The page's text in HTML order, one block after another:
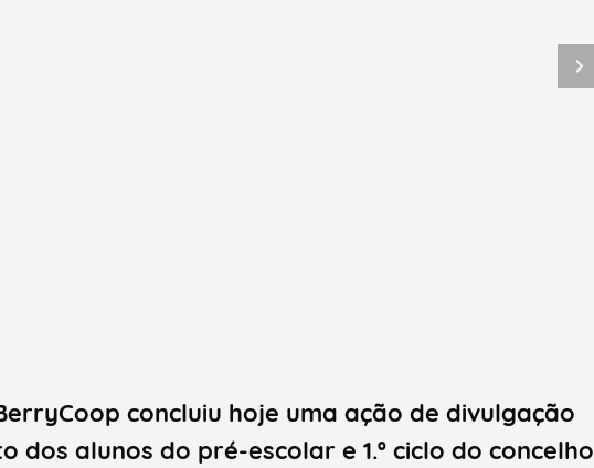
concluiu hoje uma ação de divulgação
dos alunos do pré-escolar e 1.º ciclo do concelho